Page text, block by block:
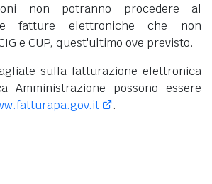
non potranno procedere al
fatture elettroniche che non
e CUP, quest'ultimo ove previsto.
sulla fatturazione elettronica
Amministrazione possono essere
.